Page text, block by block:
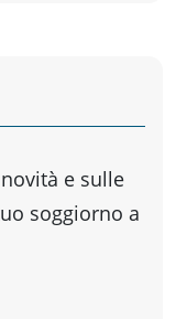
e sulle
soggiorno a